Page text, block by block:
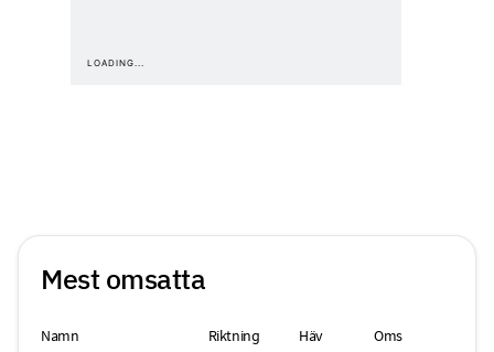
Mest omsatta
Namn Riktning Häv
Oms